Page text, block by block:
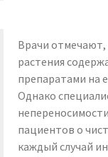
Врачи отмечают,
растения
препаратами на
Однако
пациентов о
каждый случай